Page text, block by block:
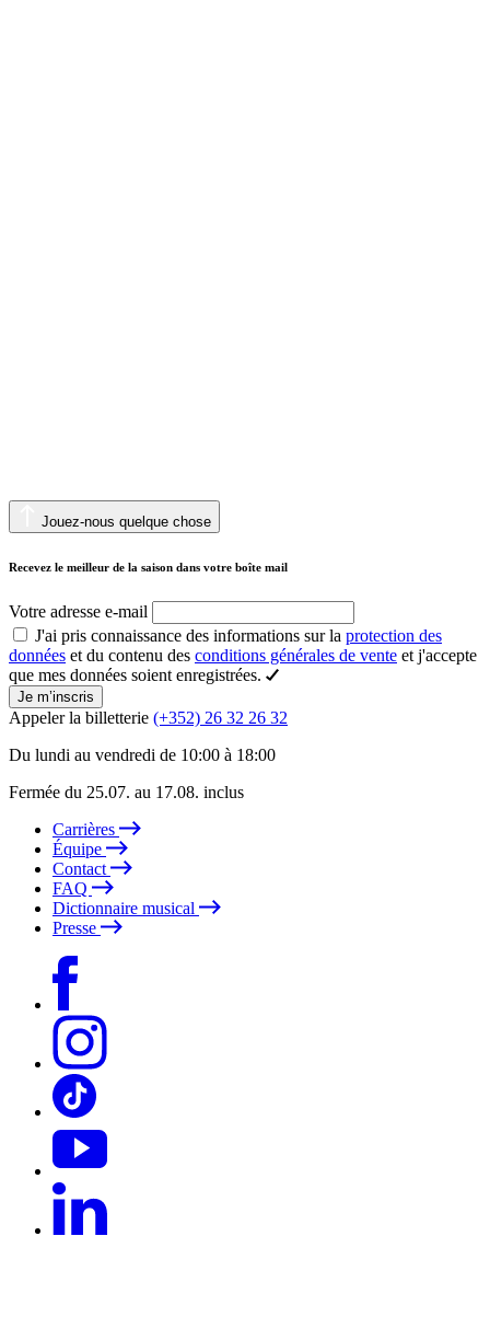
Jouez-nous quelque chose
Recevez le meilleur de la saison dans votre boîte mail
Votre adresse e-mail
J'ai pris connaissance des informations sur la protection des
données et du contenu des conditions générales de vente et j'accepte
que mes données soient enregistrées.
Je m’inscris
Appeler la billetterie (+352) 26 32 26 32
Du lundi au vendredi de 10:00 à 18:00
Fermée du 25.07. au 17.08. inclus
Carrières
Équipe
Contact
FAQ
Dictionnaire musical
Presse